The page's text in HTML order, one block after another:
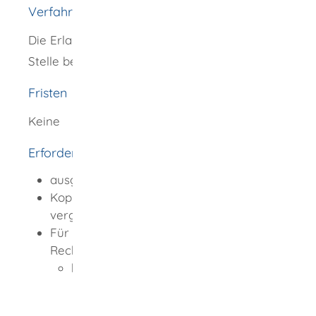
Verfahrensablauf
Die Erlaubnis müssen Sie bei der zuständigen
Stelle beantragen.
Fristen
Keine
Erforderliche Unterlagen
ausgefülltes Antragsformular
Kopie des Personalausweises oder eines
vergleichbaren Identifikationspapiers
Für den Nachweis zur unternehmerischen
Rechtsform:
bei Unternehmenssitz in Deutschland: